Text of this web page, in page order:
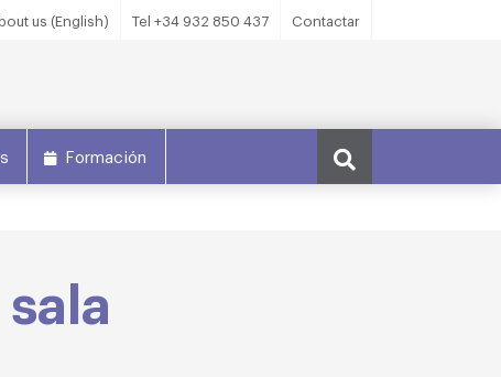
us (English) Tel +34 932 850 437 Contactar
Formación